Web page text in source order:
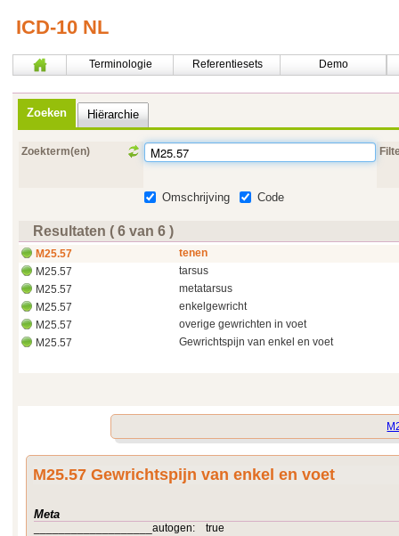
ICD-10 NL
Terminologie Referentiesets Demo
Zoeken Hiërarchie
Zoekterm(en)
Omschrijving Code
Resultaten ( 6 van 6 )
M25.57
tenen
M25.57
tarsus
M25.57
metatarsus
M25.57
enkelgewricht
M25.57
overige gewrichten in voet
M25.57
Gewrichtspijn van enkel en voet